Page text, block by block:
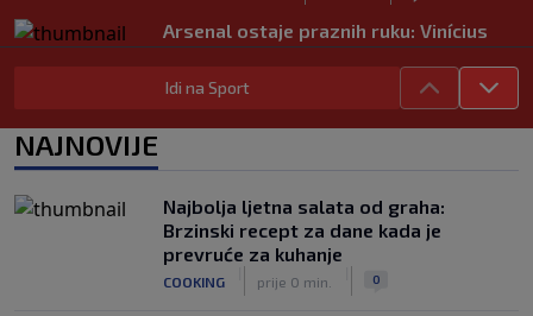
Arsenal ostaje praznih ruku: Vinícius
Júnior i Real Madrid postigli dogovor
NOGOMET
NOGOMET
| | 0
Izvinjenje s elementima prijetnje i
„gomila slabića“ u UEFA-i
Idi na Sport
NAJNOVIJE
Najbolja ljetna salata od graha:
Brzinski recept za dane kada je
prevruće za kuhanje
COOKING prije 0 min. 0